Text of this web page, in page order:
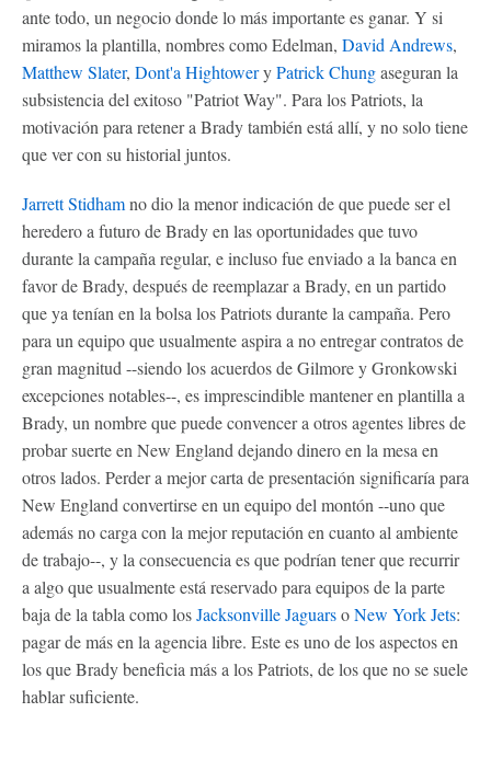
ante todo, un negocio donde lo más importante es ganar. Y si
miramos la plantilla, nombres como Edelman, David Andrews,
Matthew Slater, Dont'a HightoweryPatrick Chungaseguran la
subsistencia del exitoso "Patriot Way". Para los Patriots, la
motivación para retener a Brady también está allí, y no solo tiene
que ver con su historial juntos.
Jarrett Stidhamno dio la menor indicación de que puede ser el
heredero a futuro de Brady en las oportunidades que tuvo
durante la campaña regular, e incluso fue enviado a la banca en
favor de Brady, después de reemplazar a Brady, en un partido
que ya tenían en la bolsa los Patriots durante la campaña. Pero
para un equipo que usualmente aspira a no entregar contratos de
gran magnitud --siendo los acuerdos de Gilmore y Gronkowski
excepciones notables--, es imprescindible mantener en plantilla a
Brady, un nombre que puede convencer a otros agentes libres de
probar suerte en New England dejando dinero en la mesa en
otros lados. Perder a mejor carta de presentación significaría para
New England convertirse en un equipo del montón --uno que
además no carga con la mejor reputación en cuanto al ambiente
de trabajo--, y la consecuencia es que podrían tener que recurrir
a algo que usualmente está reservado para equipos de la parte
baja de la tabla como losJacksonville JaguarsoNew York Jets:
pagar de más en la agencia libre. Este es uno de los aspectos en
los que Brady beneficia más a los Patriots, de los que no se suele
hablar suficiente.